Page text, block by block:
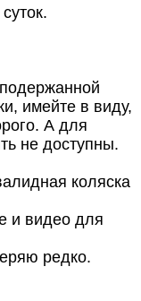
имейте в виду,
А для
не доступны.
коляска
и видео для
редко.